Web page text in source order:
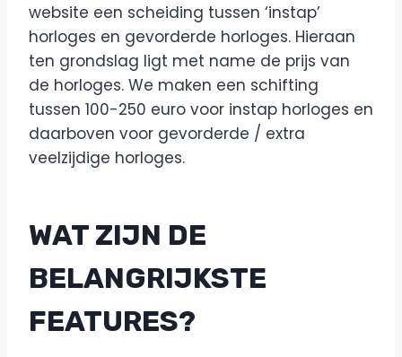
website een scheiding tussen ‘instap’
horloges en gevorderde horloges. Hieraan
ten grondslag ligt met name de prijs van
de horloges. We maken een schifting
tussen 100-250 euro voor instap horloges en
daarboven voor gevorderde / extra
veelzijdige horloges.
WAT ZIJN DE
BELANGRIJKSTE
FEATURES?